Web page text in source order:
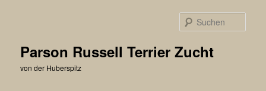
Parson Russell Terrier Zucht
von der Huberspitz